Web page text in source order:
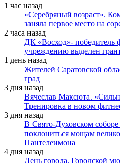
1 час назад
«Серебряный возраст».
заняла первое место на
2 часа назад
ДК «Восход»- победитель
учреждению выделен
1 день назад
Жителей Саратовской
град
3 дня назад
Вячеслав Максюта.
Тренировка в новом
3 дня назад
В Свято-Духовском
поклониться мощам
Пантелеимона
4 дня назад
День города. Городской